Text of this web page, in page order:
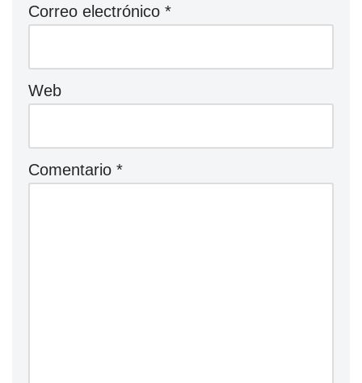
Correo electrónico *
Web
Comentario *